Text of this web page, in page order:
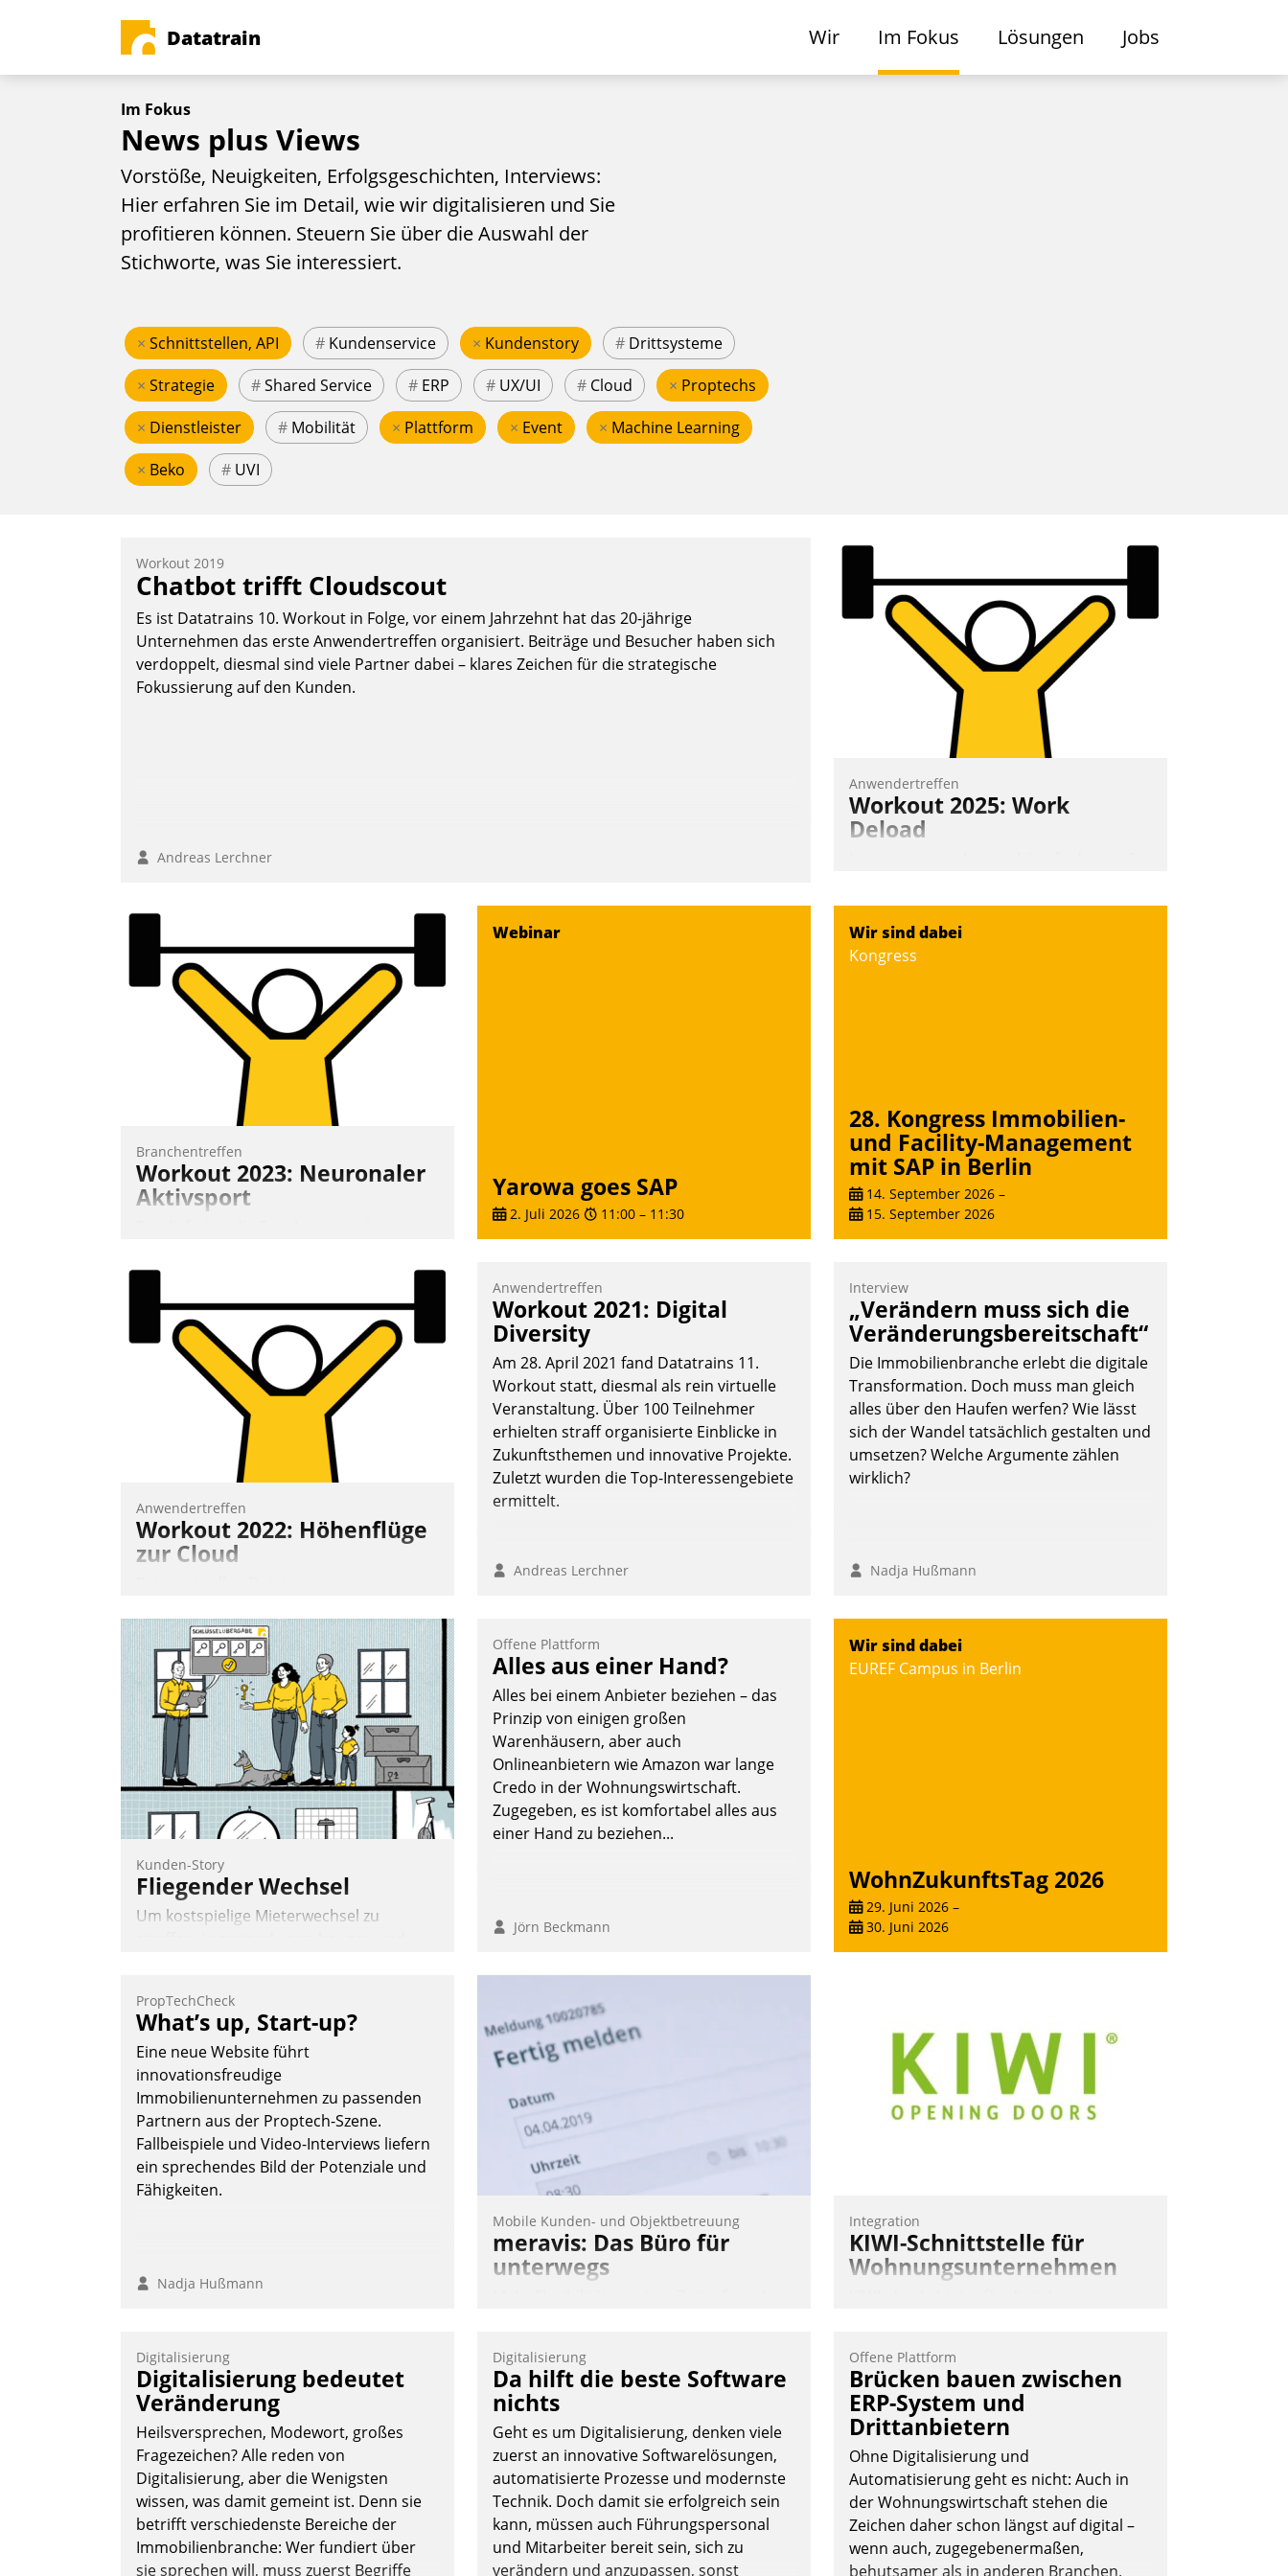
Datatrain Wir Im Fokus Lösungen Jobs
Im Fokus
News plus Views
Vorstöße, Neuigkeiten, Erfolgsgeschichten, Interviews:
Hier erfahren Sie im Detail, wie wir digitalisieren und Sie
profitieren können. Steuern Sie über die Auswahl der
Stichworte, was Sie interessiert.
× Schnittstellen, API # Kundenservice × Kundenstory # Drittsysteme
× Strategie #Shared Service # ERP # UX/UI # Cloud × Proptechs
× Dienstleister # Mobilität × Plattform × Event × Machine Learning
× Beko # UVI
Workout 2019
Chatbot trifft Cloudscout
Es ist Datatrains 10. Workout in Folge, vor einem Jahrzehnt hat das 20-jährige
Unternehmen das erste Anwendertreffen organisiert. Beiträge und Besucher haben sich
verdoppelt, diesmal sind viele Partner dabei – klares Zeichen für die strategische
Fokussierung auf den Kunden.
Andreas Lerchner
Anwendertreffen
Workout 2025: Work
Deload
Kunden- und Partnerkreis statt. Zentrale
Frage: Wie lassen sich Mammutprojekte
meistern und Workloads wuppen – bei
Branchentreffen
Workout 2023: Neuronaler
Aktivsport
aktiv und sammelten methodisch
Dazwischen zeigte Datatrain, was es
Neues zu bieten hat.
Nadja Hußmann
Webinar
Yarowa goes SAP
2. Juli 2026 11:00 – 11:30
Wir sind dabei
Kongress
28. Kongress Immobilien-
und Facility-Management
mit SAP in Berlin
14. September 2026 –
15. September 2026
Anwendertreffen
Workout 2022: Höhenflüge
zur Cloud
erhielten die Teilnehmerinnen und
Teilnehmer kurzweilige Einblicke in
innovative Cloud-Strategien und -
Lösungen mit hohem Zukunftspotenzial.
Andreas Lerchner
Anwendertreffen
Workout 2021: Digital
Diversity
Am 28. April 2021 fand Datatrains 11.
Workout statt, diesmal als rein virtuelle
Veranstaltung. Über 100 Teilnehmer
erhielten straff organisierte Einblicke in
Zukunftsthemen und innovative Projekte.
Zuletzt wurden die Top-Interessengebiete
ermittelt.
Andreas Lerchner
Interview
„Verändern muss sich die
Veränderungsbereitschaft“
Die Immobilienbranche erlebt die digitale
Transformation. Doch muss man gleich
alles über den Haufen werfen? Wie lässt
sich der Wandel tatsächlich gestalten und
umsetzen? Welche Argumente zählen
wirklich?
Nadja Hußmann
Kunden-Story
Fliegender Wechsel
Um kostspielige Mieterwechsel zu
seit Jahresbeginn eine Überblick, Einsicht
und Eingriff bietende Lösung. Zur
Entwicklung setzte man auf
Cloudtechnologie, bewährte und Startup-
Partner sowie erstmals agile
Projektmethoden.
Nadja Hußmann
Offene Plattform
Alles aus einer Hand?
Alles bei einem Anbieter beziehen – das
Prinzip von einigen großen
Warenhäusern, aber auch
Onlineanbietern wie Amazon war lange
Credo in der Wohnungswirtschaft.
Zugegeben, es ist komfortabel alles aus
einer Hand zu beziehen...
Jörn Beckmann
Wir sind dabei
EUREF Campus in Berlin
WohnZukunftsTag 2026
29. Juni 2026 –
30. Juni 2026
PropTechCheck
What’s up, Start-up?
Eine neue Website führt
innovationsfreudige
Immobilienunternehmen zu passenden
Partnern aus der Proptech-Szene.
Fallbeispiele und Video-Interviews liefern
ein sprechendes Bild der Potenziale und
Fähigkeiten.
Nadja Hußmann
Mobile Kunden- und Objektbetreuung
meravis: Das Büro für
unterwegs
Mitarbeiter von Datatrain. Die meravis
Wohnungsbau- und Immobilien GmbH
hat sich dabei für den Betrieb der Lösung
über die SAP Cloud Platform entschieden
- als erstes Unternehmen am
Wohnungsmarkt.
Andreas Lerchner
Integration
KIWI-Schnittstelle für
Wohnungsunternehmen
Softwareentwicklungshaus Datatrain.
Andreas Lerchner
Digitalisierung
Digitalisierung bedeutet
Veränderung
Heilsversprechen, Modewort, großes
Fragezeichen? Alle reden von
Digitalisierung, aber die Wenigsten
wissen, was damit gemeint ist. Denn sie
betrifft verschiedenste Bereiche der
Immobilienbranche: Wer fundiert über
sie sprechen will, muss zuerst Begriffe
Digitalisierung
Da hilft die beste Software
nichts
Geht es um Digitalisierung, denken viele
zuerst an innovative Softwarelösungen,
automatisierte Prozesse und modernste
Technik. Doch damit sie erfolgreich sein
kann, müssen auch Führungspersonal
und Mitarbeiter bereit sein, sich zu
verändern und anzupassen, sonst
Offene Plattform
Brücken bauen zwischen
ERP-System und
Drittanbietern
Ohne Digitalisierung und
Automatisierung geht es nicht: Auch in
der Wohnungswirtschaft stehen die
Zeichen daher schon längst auf digital –
wenn auch, zugegebenermaßen,
behutsamer als in anderen Branchen.